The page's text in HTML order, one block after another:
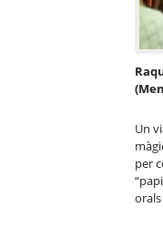
Un
per